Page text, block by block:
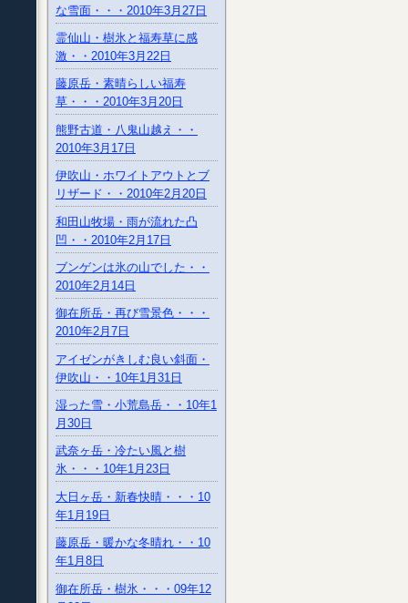
な雪面・・・2010年3月27日
霊仙山・樹氷と福寿草に感
激・・2010年3月22日
藤原岳・素晴らしい福寿
草・・・2010年3月20日
熊野古道・八鬼山越え・・
2010年3月17日
伊吹山・ホワイトアウトとブ
リザード・・2010年2月20日
和田山牧場・雨が流れた凸
凹・・2010年2月17日
ブンゲンは氷の山でした・・
2010年2月14日
御在所岳・再び雪景色・・・
2010年2月7日
アイゼンがきしむ良い斜面・
伊吹山・・10年1月31日
湿った雪・小荒島岳・・10年1
月30日
武奈ヶ岳・冷たい風と樹
氷・・・10年1月23日
大日ヶ岳・新春快晴・・・10
年1月19日
藤原岳・暖かな冬晴れ・・10
年1月8日
御在所岳・樹氷・・・09年12